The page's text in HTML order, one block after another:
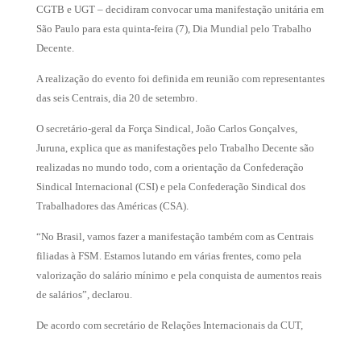
CGTB e UGT – decidiram convocar uma manifestação unitária em
São Paulo para esta quinta-feira (7), Dia Mundial pelo Trabalho
Decente.
A realização do evento foi definida em reunião com representantes
das seis Centrais, dia 20 de setembro.
O secretário-geral da Força Sindical, João Carlos Gonçalves,
Juruna, explica que as manifestações pelo Trabalho Decente são
realizadas no mundo todo, com a orientação da Confederação
Sindical Internacional (CSI) e pela Confederação Sindical dos
Trabalhadores das Américas (CSA).
“No Brasil, vamos fazer a manifestação também com as Centrais
filiadas à FSM. Estamos lutando em várias frentes, como pela
valorização do salário mínimo e pela conquista de aumentos reais
de salários”, declarou.
De acordo com secretário de Relações Internacionais da CUT,